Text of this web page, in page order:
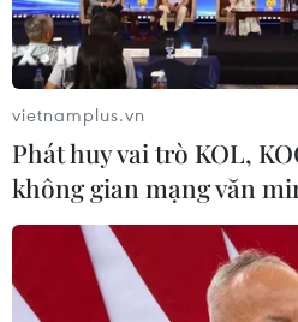
(Ảnh: Minh
vietnamplus.vn
Phát huy vai trò KOL,
không gian mạng văn